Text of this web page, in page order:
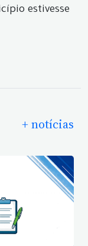
estivesse
+ notícias